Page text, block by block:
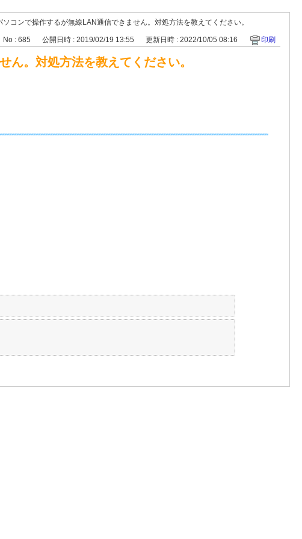
コンで操作するが無線LAN通信できません。対処方法を教えてください。
No : 685 公開日時 : 2019/02/19 13:55 更新日時 : 2022/10/05 08:16 印刷
ん。対処方法を教えてください。